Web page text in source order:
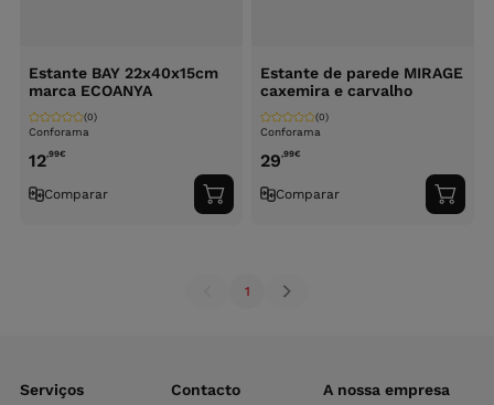
Estante BAY 22x40x15cm
marca ECOANYA
Conforama
(0)
12,99€
Comparar
Adicionar
ao
Estante de parede MIRAGE
caxemira e carvalho
Conforama
(0)
29,99€
Comparar
ao
1
Serviços Contacto A nossa empresa